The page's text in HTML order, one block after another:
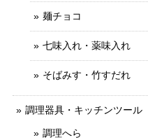
麺チョコ
七味入れ・薬味入れ
そばみす・竹すだれ
調理器具・キッチンツール
調理へら